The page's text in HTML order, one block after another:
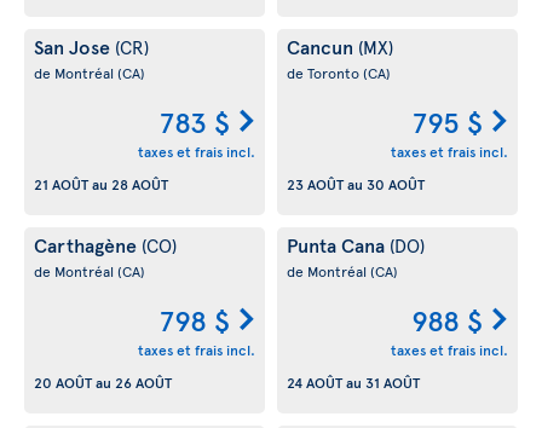
San Jose (CR)
de Montréal (CA)
783 $
taxes et frais incl.
21 AOÛTau 28 AOÛT
Cancun (MX)
de Toronto(CA)
795 $
taxes et frais incl.
23 AOÛTau 30 AOÛT
Carthagène (CO)
de Montréal (CA)
798 $
taxes et frais incl.
20 AOÛTau 26 AOÛT
Punta Cana (DO)
de Montréal (CA)
988 $
taxes et frais incl.
24 AOÛTau 31 AOÛT